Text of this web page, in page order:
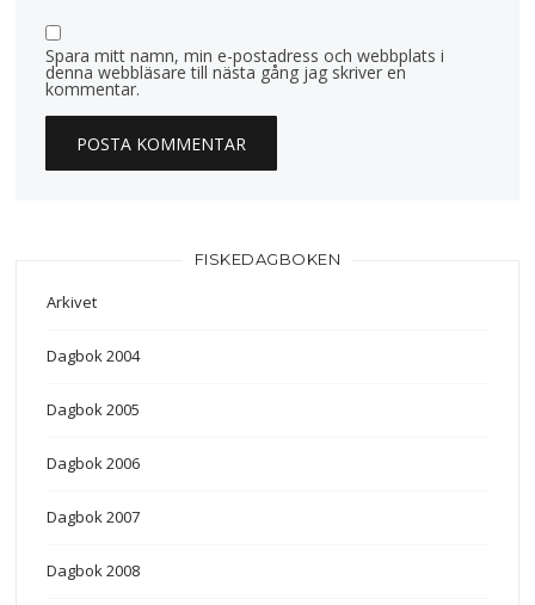
Spara mitt namn, min e-postadress och webbplats i
denna webbläsare till nästa gång jag skriver en
kommentar.
FISKEDAGBOKEN
Arkivet
Dagbok 2004
Dagbok 2005
Dagbok 2006
Dagbok 2007
Dagbok 2008